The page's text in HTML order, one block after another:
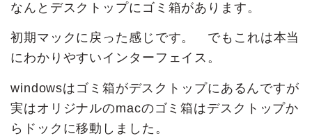
なんとデスクトップにゴミ箱があります。
初期マックに戻った感じです。 でもこれは本当
にわかりやすいインターフェイス。
windowsはゴミ箱がデスクトップにあるんですが
実はオリジナルのmacのゴミ箱はデスクトップか
らドックに移動しました。